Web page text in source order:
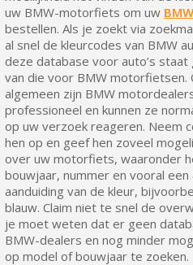
uw BMW-motorfiets om uw
bestellen. Als je zoekt via
al snel de kleurcodes van BMW
deze database voor auto’s staat
van die voor BMW motorfietsen.
algemeen zijn BMW
professioneel en kunnen ze
op uw verzoek reageren. Neem
hen op en geef hen zoveel
over uw motorfiets, waaronder
bouwjaar, nummer en vooral een
aanduiding van de kleur,
blauw. Claim niet te snel de
je moet weten dat er geen
BMW-dealers en nog minder
op model of bouwjaar te zoeken.